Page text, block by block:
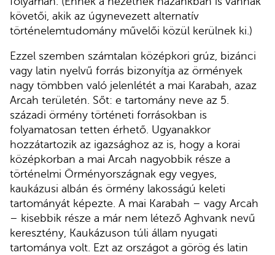
követői, akik az úgynevezett alternatív
történelemtudomány művelői közül kerülnek ki.)
Ezzel szemben számtalan középkori grúz, bizánci
vagy latin nyelvű forrás bizonyítja az örmények
nagy tömbben való jelenlétét a mai Karabah, azaz
Arcah területén. Sőt: e tartomány neve az 5.
századi örmény történeti forrásokban is
folyamatosan tetten érhető. Ugyanakkor
hozzátartozik az igazsághoz az is, hogy a korai
középkorban a mai Arcah nagyobbik része a
történelmi Örményországnak egy vegyes,
kaukázusi albán és örmény lakosságú keleti
tartományát képezte. A mai Karabah – vagy Arcah
– kisebbik része a már nem létező Aghvank nevű
keresztény, Kaukázuson túli állam nyugati
tartománya volt. Ezt az országot a görög és latin